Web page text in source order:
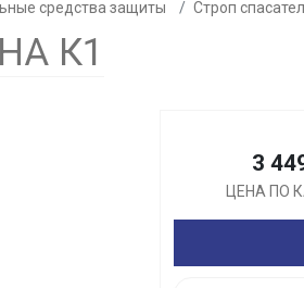
средства защиты Строп
К1
3
ЦЕНА ПО